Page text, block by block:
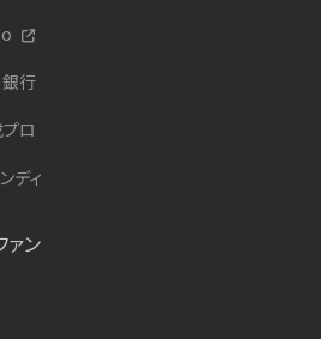
行
ロ
ディ
ァン